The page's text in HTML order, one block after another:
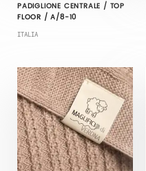
PADIGLIONE CENTRALE / TOP
FLOOR / A/8-10
ITALIA